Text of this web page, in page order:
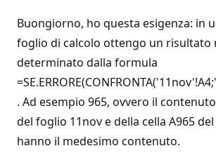
Buongiorno, ho questa esigenza: in
foglio di calcolo ottengo un risultato
determinato dalla formula
. Ad esempio 965, ovvero il
del foglio 11nov e della cella A965
hanno il medesimo contenuto.